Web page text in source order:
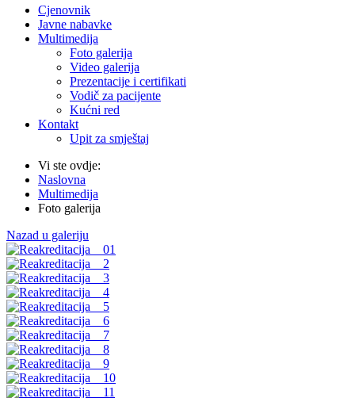
Cjenovnik
Javne nabavke
Multimedija
Foto galerija
Video galerija
Prezentacije i certifikati
Vodič za pacijente
Kućni red
Kontakt
Upit za smještaj
Vi ste ovdje:
Naslovna
Multimedija
Foto galerija
Nazad u galeriju